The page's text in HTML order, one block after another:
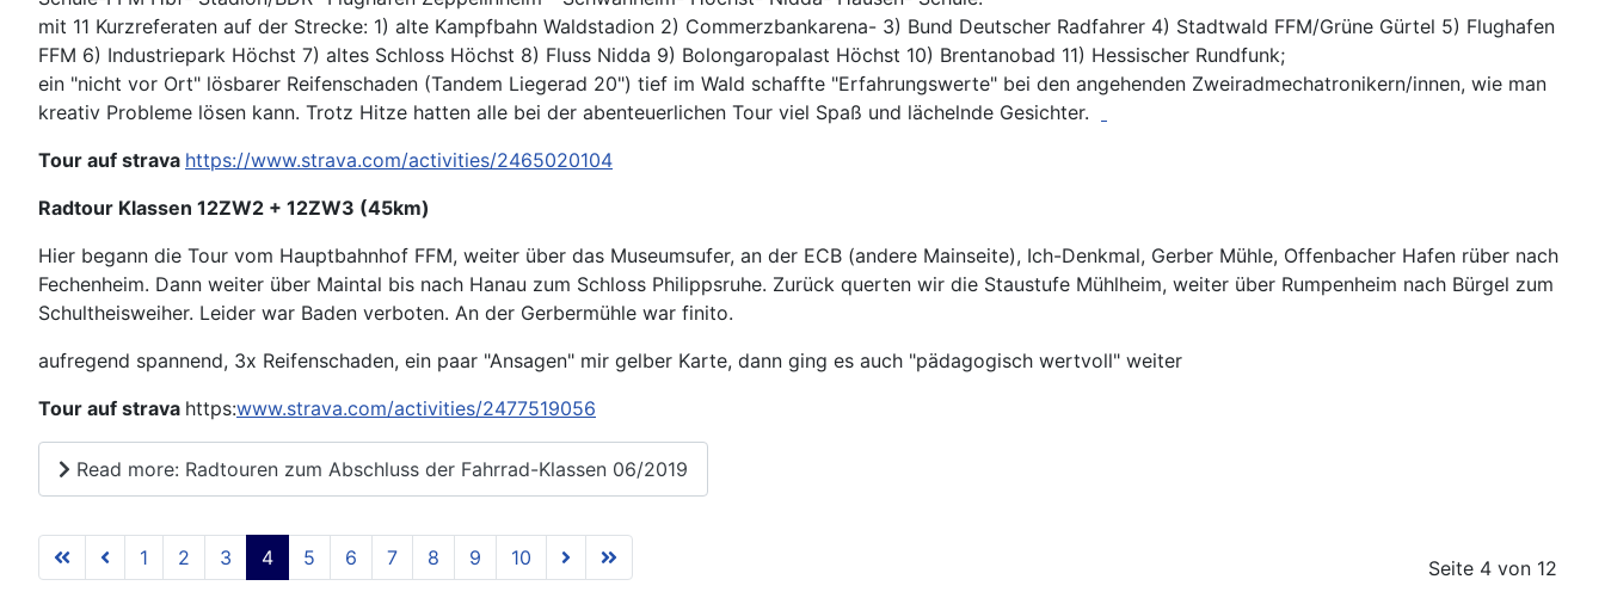
mit 11 Kurzreferaten auf der Strecke: 1) alte Kampfbahn Waldstadion 2) Commerzbankarena- 3) Bund Deutscher Radfahrer 4) Stadtwald FFM/Grüne Gürtel 5) Flughafen
FFM 6) Industriepark Höchst 7) altes Schloss Höchst 8) Fluss Nidda 9) Bolongaropalast Höchst 10) Brentanobad 11) Hessischer Rundfunk;
ein "nicht vor Ort" lösbarer Reifenschaden (Tandem Liegerad 20") tief im Wald schaffte "Erfahrungswerte" bei den angehenden Zweiradmechatronikern/innen, wie man
kreativ Probleme lösen kann. Trotz Hitze hatten alle bei der abenteuerlichen Tour viel Spaß und lächelnde Gesichter.
Tour auf strava https://www.strava.com/activities/2465020104
Radtour Klassen 12ZW2 + 12ZW3 (45km)
Hier begann die Tour vom Hauptbahnhof FFM, weiter über das Museumsufer, an der ECB (andere Mainseite), Ich-Denkmal, Gerber Mühle, Offenbacher Hafen rüber nach
Fechenheim. Dann weiter über Maintal bis nach Hanau zum Schloss Philippsruhe. Zurück querten wir die Staustufe Mühlheim, weiter über Rumpenheim nach Bürgel zum
Schultheisweiher. Leider war Baden verboten. An der Gerbermühle war finito.
aufregend spannend, 3x Reifenschaden, ein paar "Ansagen" mir gelber Karte, dann ging es auch "pädagogisch wertvoll" weiter
Tour auf strava https:www.strava.com/activities/2477519056
Read more: Radtouren zum Abschluss der Fahrrad-Klassen 06/2019
Seite 4 von 12
1 2 3 4 5 6 7 8 9 10